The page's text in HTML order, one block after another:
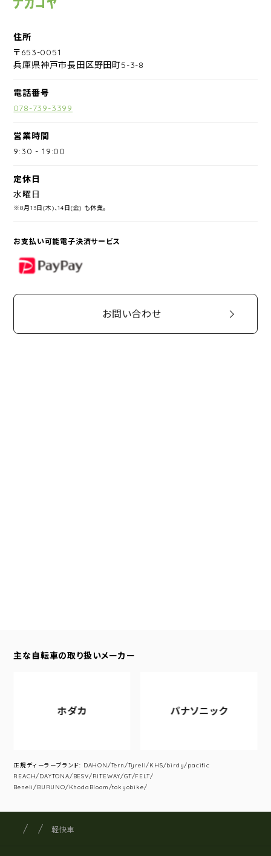
住所
〒653-0051
兵庫県神戸市長田区野田町5-3-8
電話番号
078-739-3399
営業時間
9:30 -19:00
定休日
水曜日
※8月13日(木)、14日(金) も休業。
お支払い可能電子決済サービス
PayPay
お問い合わせ
主な自転車の取り扱いメーカー
ホダカ パナソニック
正規ディーラーブランド: DAHON/Tern/Tyrell/KHS/birdy/pacific
REACH/DAYTONA/BESV/RITEWAY/GT/FELT/
Beneli/BURUNO/KhodaBloom/tokyobike/
サイト内の現在地
サイクルショップナカゴヤ
軽快車